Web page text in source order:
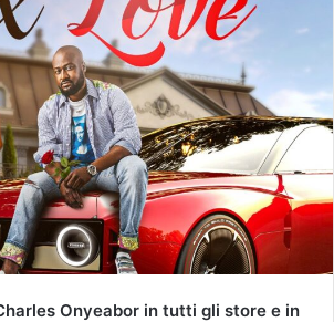
Onyeabor in tutti gli store e in